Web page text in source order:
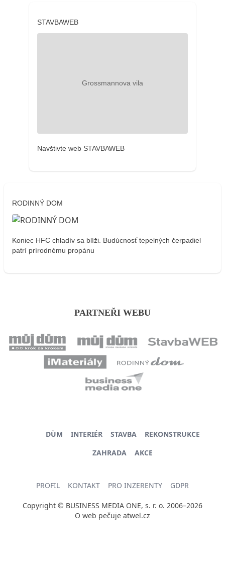
STAVBAWEB
Navštivte web STAVBAWEB
RODINNÝ DOM
Koniec HFC chladív sa blíži. Budúcnosť tepelných čerpadiel
patrí prírodnému propánu
PARTNEŘI WEBU
DŮM INTERIÉR STAVBA
REKONSTRUKCE
ZAHRADA
AKCE
PROFIL KONTAKT PRO INZERENTY GDPR
Copyright © BUSINESS MEDIA ONE, s. r. o. 2006–2026